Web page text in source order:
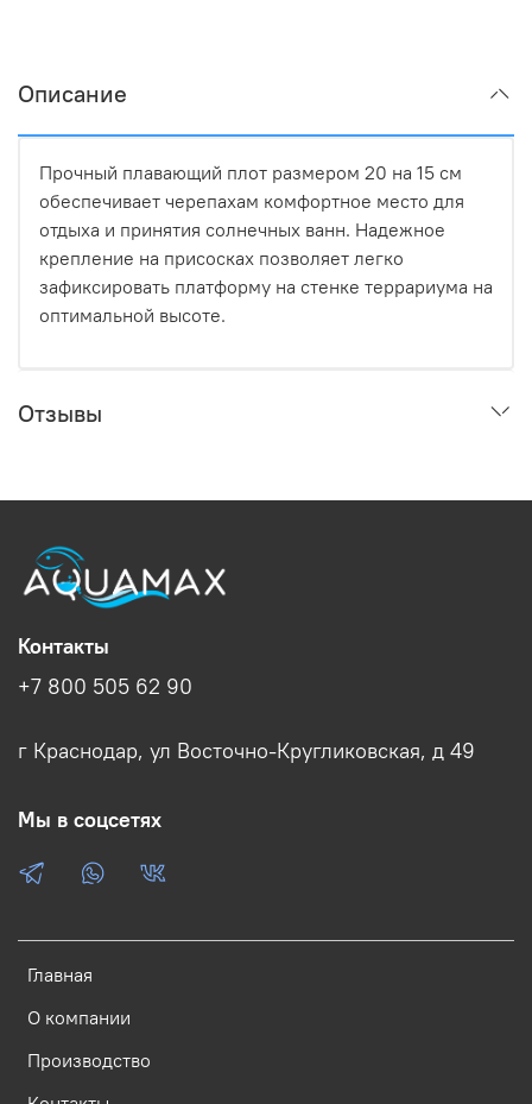
Описание
Прочный плавающий плот размером 20 на 15 см
обеспечивает черепахам комфортное место для
отдыха и принятия солнечных ванн. Надежное
крепление на присосках позволяет легко
зафиксировать платформу на стенке террариума на
оптимальной высоте.
Отзывы
Главная
О компании
Производство
Контакты
+7 800 505 62 90
г Краснодар, ул Восточно-Кругликовская, д 49
Мы в соцсетях